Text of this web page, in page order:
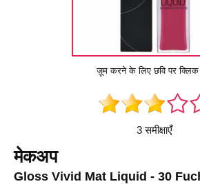
ज़ूम करने के लिए छवि पर
3 समीक्षाएँ
मेकअप
Gloss Vivid Mat Liquid - 30